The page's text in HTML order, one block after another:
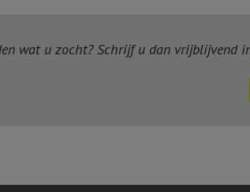
wat u zocht? Schrijf u dan vrijblijvend